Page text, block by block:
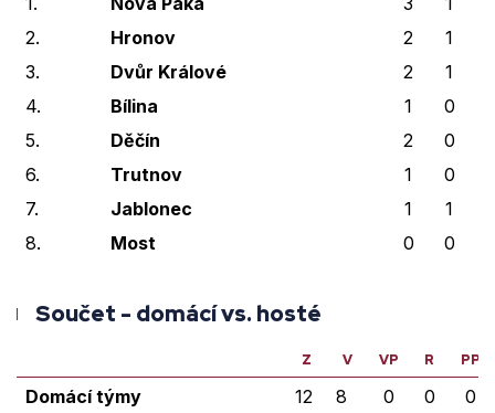
2.
Hronov 2 1
3.
Dvůr Králové 2 1
4.
Bílina 1 0
5.
Děčín 2 0
6.
Trutnov 1 0
7.
Jablonec 1 1
8.
Most 0 0
Součet - domácí vs. hosté
Z V VP R PP
Domácí týmy 12 8 0 0
0